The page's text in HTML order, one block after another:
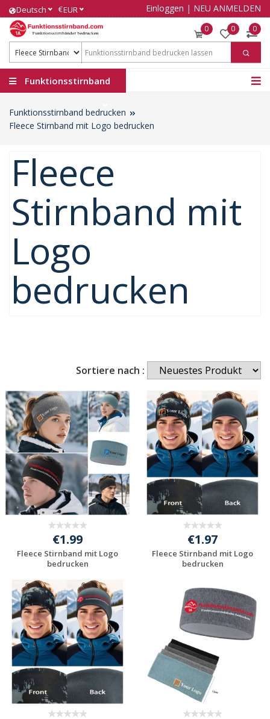
Deutsch €EUR Einloggen | NEU ANMELDEN
0 0 0
Funktionsstirnband
Funktionsstirnband bedrucken
Fleece Stirnband mit Logo bedrucken
Fleece
Stirnband mit
Logo
bedrucken
Sortiere nach :
€1.99
Fleece Stirnband mit Logo
bedrucken
Jetzt Angebot
anfordern
€1.97
Fleece Stirnband mit Logo
bedrucken
Jetzt Angebot
anfordern